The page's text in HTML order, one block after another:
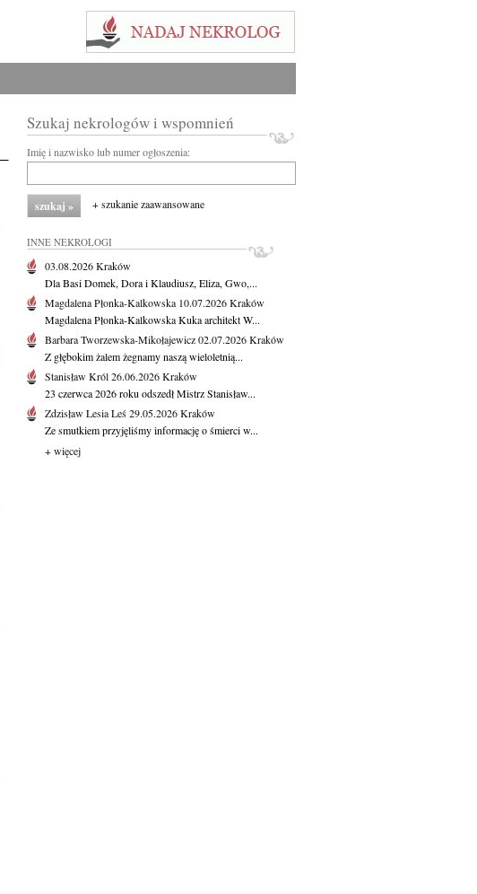
Szukaj nekrologów i wspomnień
Imię i nazwisko lub numer ogłoszenia:
+ szukanie zaawansowane
INNE NEKROLOGI
03.08.2026Kraków
Dla Basi Domek, Dora i Klaudiusz, Eliza, Gwo,...
Magdalena Płonka-Kalkowska 10.07.2026Kraków
Magdalena Płonka-Kalkowska Kuka architekt W...
Barbara Tworzewska-Mikołajewicz02.07.2026Kraków
Z głębokim żalem żegnamy naszą wieloletnią...
Stanisław Król26.06.2026Kraków
23 czerwca 2026 roku odszedł Mistrz Stanisław...
Zdzisław Lesia Leś29.05.2026Kraków
Ze smutkiem przyjęliśmy informację o śmierci w...
+ więcej